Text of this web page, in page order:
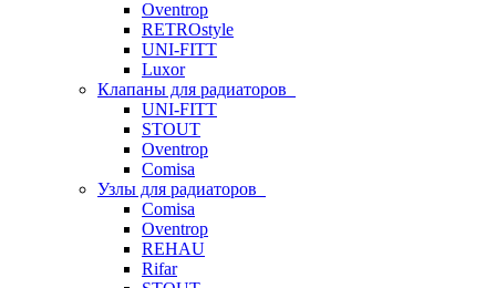
Oventrop
RETROstyle
UNI-FITT
Luxor
Клапаны для радиаторов
UNI-FITT
STOUT
Oventrop
Comisa
Узлы для радиаторов
Comisa
Oventrop
REHAU
Rifar